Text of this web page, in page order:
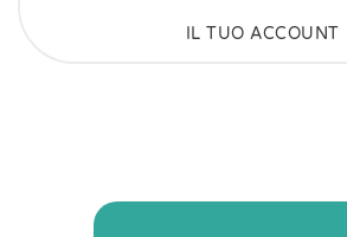
IL TUO ACCOUNT